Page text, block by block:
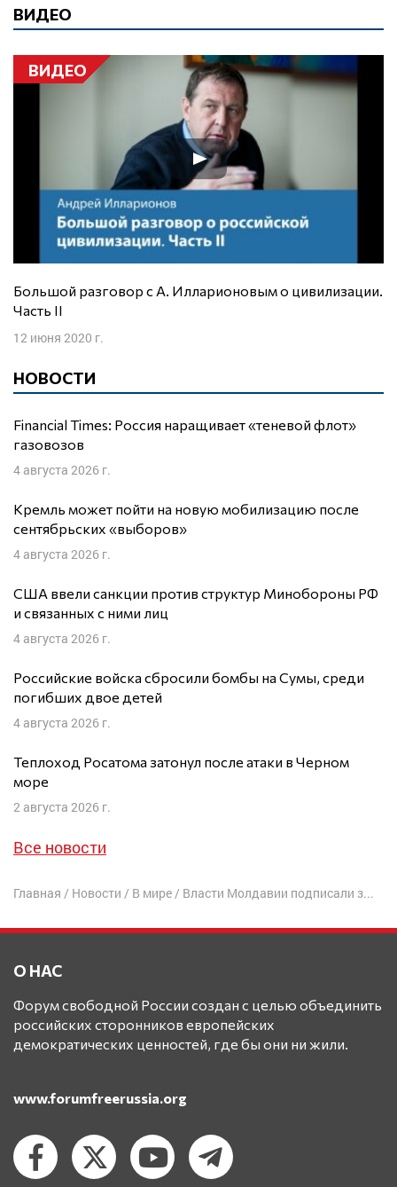
ВИДЕО
ВИДЕО
Большой разговор с А. Илларионовым о цивилизации.
Часть II
12 июня 2020 г.
НОВОСТИ
Financial Times: Россия наращивает «теневой флот»
газовозов
4 августа 2026 г.
Кремль может пойти на новую мобилизацию после
сентябрьских «выборов»
4 августа 2026 г.
США ввели санкции против структур Минобороны РФ
и связанных с ними лиц
4 августа 2026 г.
Российские войска сбросили бомбы на Сумы, среди
погибших двое детей
4 августа 2026 г.
Теплоход Росатома затонул после атаки в Черном
море
2 августа 2026 г.
Все новости
Главная / Новости / В мире/ Власти Молдавии подписали закон о запрете российских новостных программ
О НАС
Форум свободной России создан с целью объединить
российских сторонников европейских
демократических ценностей, где бы они ни жили.
www.forumfreerussia.org